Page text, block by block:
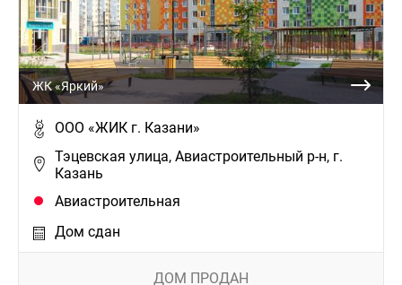
ЖК «Яркий»
ООО «ЖИК г. Казани»
Тэцевская улица, Авиастроительный р-н, г.
Казань
Авиастроительная
Дом сдан
ДОМ ПРОДАН